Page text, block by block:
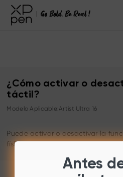
¿Cómo activar o
táctil?
Modelo Aplicable:Artist Ultra 16
Puede activar o desactivar la
físico ubicado en la parte
Antes